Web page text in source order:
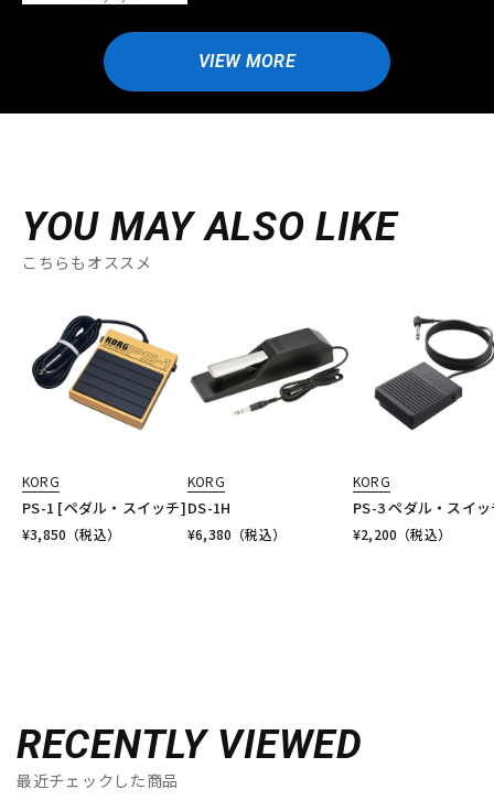
VIEW MORE
YOU MAY ALSO LIKE
こちらもオススメ
KORG
PS-1 [ペダル・スイッチ]
¥3,850 （税込）
KORG
DS-1H
¥6,380 （税込）
KORG
PS-3 ペダル・スイ
¥2,200 （税込）
RECENTLY VIEWED
最近チェックした商品